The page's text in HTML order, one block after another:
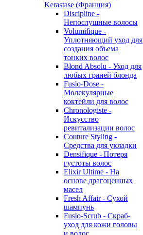
Kerastase (Франция)
Discipline -
Непослушные волосы
Volumifique -
Уплотняющий уход для
создания объема
тонких волос
Blond Absolu - Уход для
любых граней блонда
Fusio-Dose -
Молекулярные
коктейли для волос
Chronologiste -
Искусство
ревитализации волос
Couture Styling -
Средства для укладки
Densifique - Потеря
густоты волос
Elixir Ultime - На
основе драгоценных
масел
Fresh Affair - Сухой
шампунь
Fusio-Scrub - Скраб-
уход для кожи головы
и волос